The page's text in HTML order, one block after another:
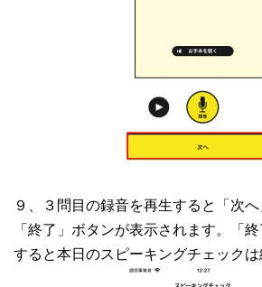
９、３問目の録音を再生すると「次へ
「終了」ボタンが表示されます。「
すると本日のスピーキングチェックは